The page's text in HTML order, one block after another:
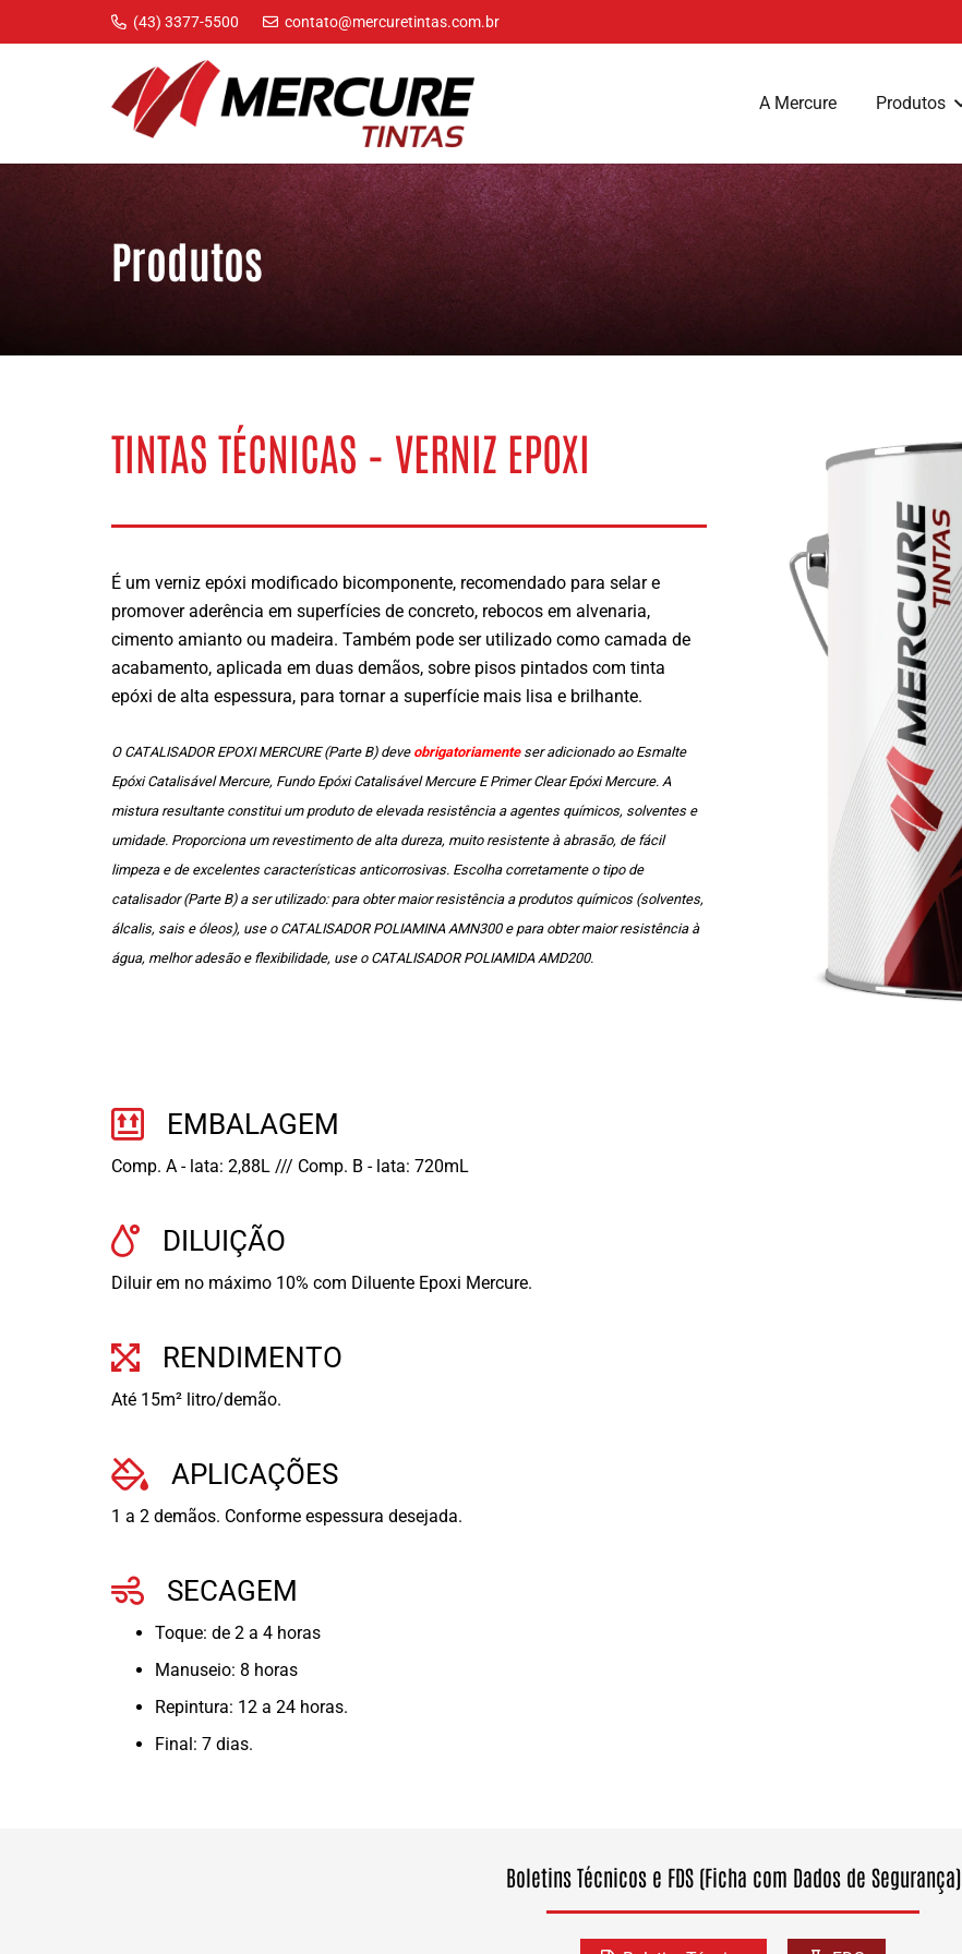
(43) 3377-5500 contato@mercuretintas.com.br
A Mercure Produtos
Produtos
TINTAS TÉCNICAS – VERNIZ EPOXI
É um verniz epóxi modificado bicomponente, recomendado para selar e
promover aderência em superfícies de concreto, rebocos em alvenaria,
cimento amianto ou madeira. Também pode ser utilizado como camada de
acabamento, aplicada em duas demãos, sobre pisos pintados com tinta
epóxi de alta espessura, para tornar a superfície mais lisa e brilhante.
O CATALISADOR EPOXI MERCURE (Parte B) deve obrigatoriamente ser adicionado ao Esmalte
Epóxi Catalisável Mercure, Fundo Epóxi Catalisável Mercure E Primer Clear Epóxi Mercure. A
mistura resultante constitui um produto de elevada resistência a agentes químicos, solventes e
umidade. Proporciona um revestimento de alta dureza, muito resistente à abrasão, de fácil
limpeza e de excelentes características anticorrosivas. Escolha corretamente o tipo de
catalisador (Parte B) a ser utilizado: para obter maior resistência a produtos químicos (solventes,
álcalis, sais e óleos), use o CATALISADOR POLIAMINA AMN300 e para obter maior resistência à
água, melhor adesão e flexibilidade, use o CATALISADOR POLIAMIDA AMD200.
EMBALAGEM
Comp. A - lata: 2,88L /// Comp. B - lata: 720mL
DILUIÇÃO
Diluir em no máximo 10% com Diluente Epoxi Mercure.
RENDIMENTO
Até 15m² litro/demão.
APLICAÇÕES
1 a 2 demãos. Conforme espessura desejada.
SECAGEM
Toque: de 2 a 4 horas
Manuseio: 8 horas
Repintura: 12 a 24 horas.
Final: 7 dias.
Boletins Técnicos e FDS (Ficha com Dados de Segurança)